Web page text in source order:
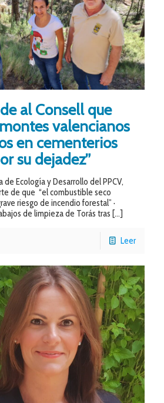
al Consell que
valencianos
en cementerios
su dejadez”
Ecología y Desarrollo del PPCV,
de que “el combustible seco
riesgo de incendio forestal” ·
de limpieza de Torás tras […]
Leer